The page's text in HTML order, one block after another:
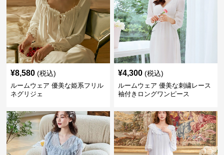
¥8,580 (税込)
ルームウェア 優美な姫系フリル
ネグリジェ
¥4,300 (税込)
ルームウェア 優美な刺繍レース
袖付きロングワンピース